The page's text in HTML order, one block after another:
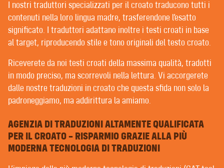
TRADUTTORI | REDATTORI | REVISORI
I BUONI CLIENTI SPERIMENTANO DA NOI
UN’ASSISTENZA MOLTO PERSONALE. PER FORTUNA
ABBIAMO SOLO BUONI CLIENTI.
È difficile trovare un’agenzia di traduzioni che non
rivendichi di curare rapporti di fiducia con i clienti. È
grandi differenze.
Al contrario di molte agenzie di traduzione, dove il
I nostri traduttori specializzati per il croato traducono tutti i
contenuti nella loro lingua madre, trasferendone l’esatto
significato. I traduttori adattano inoltre i testi croati in base
al target, riproducendo stile e tono originali del testo croato.
Riceverete da noi testi croati della massima qualità, tradotti
in modo preciso, ma scorrevoli nella lettura. Vi accorgerete
dalle nostre traduzioni in croato che questa sfida non solo la
padroneggiamo, ma addirittura la amiamo.
AGENZIA DI TRADUZIONI ALTAMENTE QUALIFICATA
PER IL CROATO – RISPARMIO GRAZIE ALLA PIÙ
MODERNA TECNOLOGIA DI TRADUZIONI